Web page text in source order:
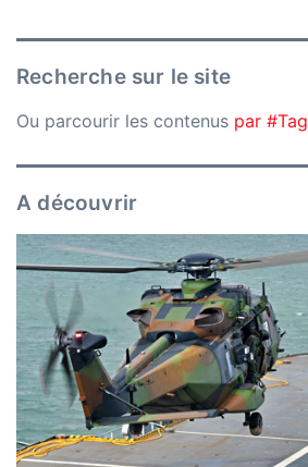
Recherche sur le site
Ou parcourir les contenus par
A découvrir